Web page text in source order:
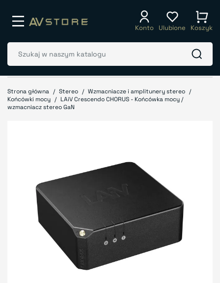
Konto Ulubione Koszyk
Strona główna Stereo
Wzmacniacze i amplitunery stereo
Końcówki mocy
LAiV Crescendo CHORUS - Końcówka mocy /
wzmacniacz stereo GaN